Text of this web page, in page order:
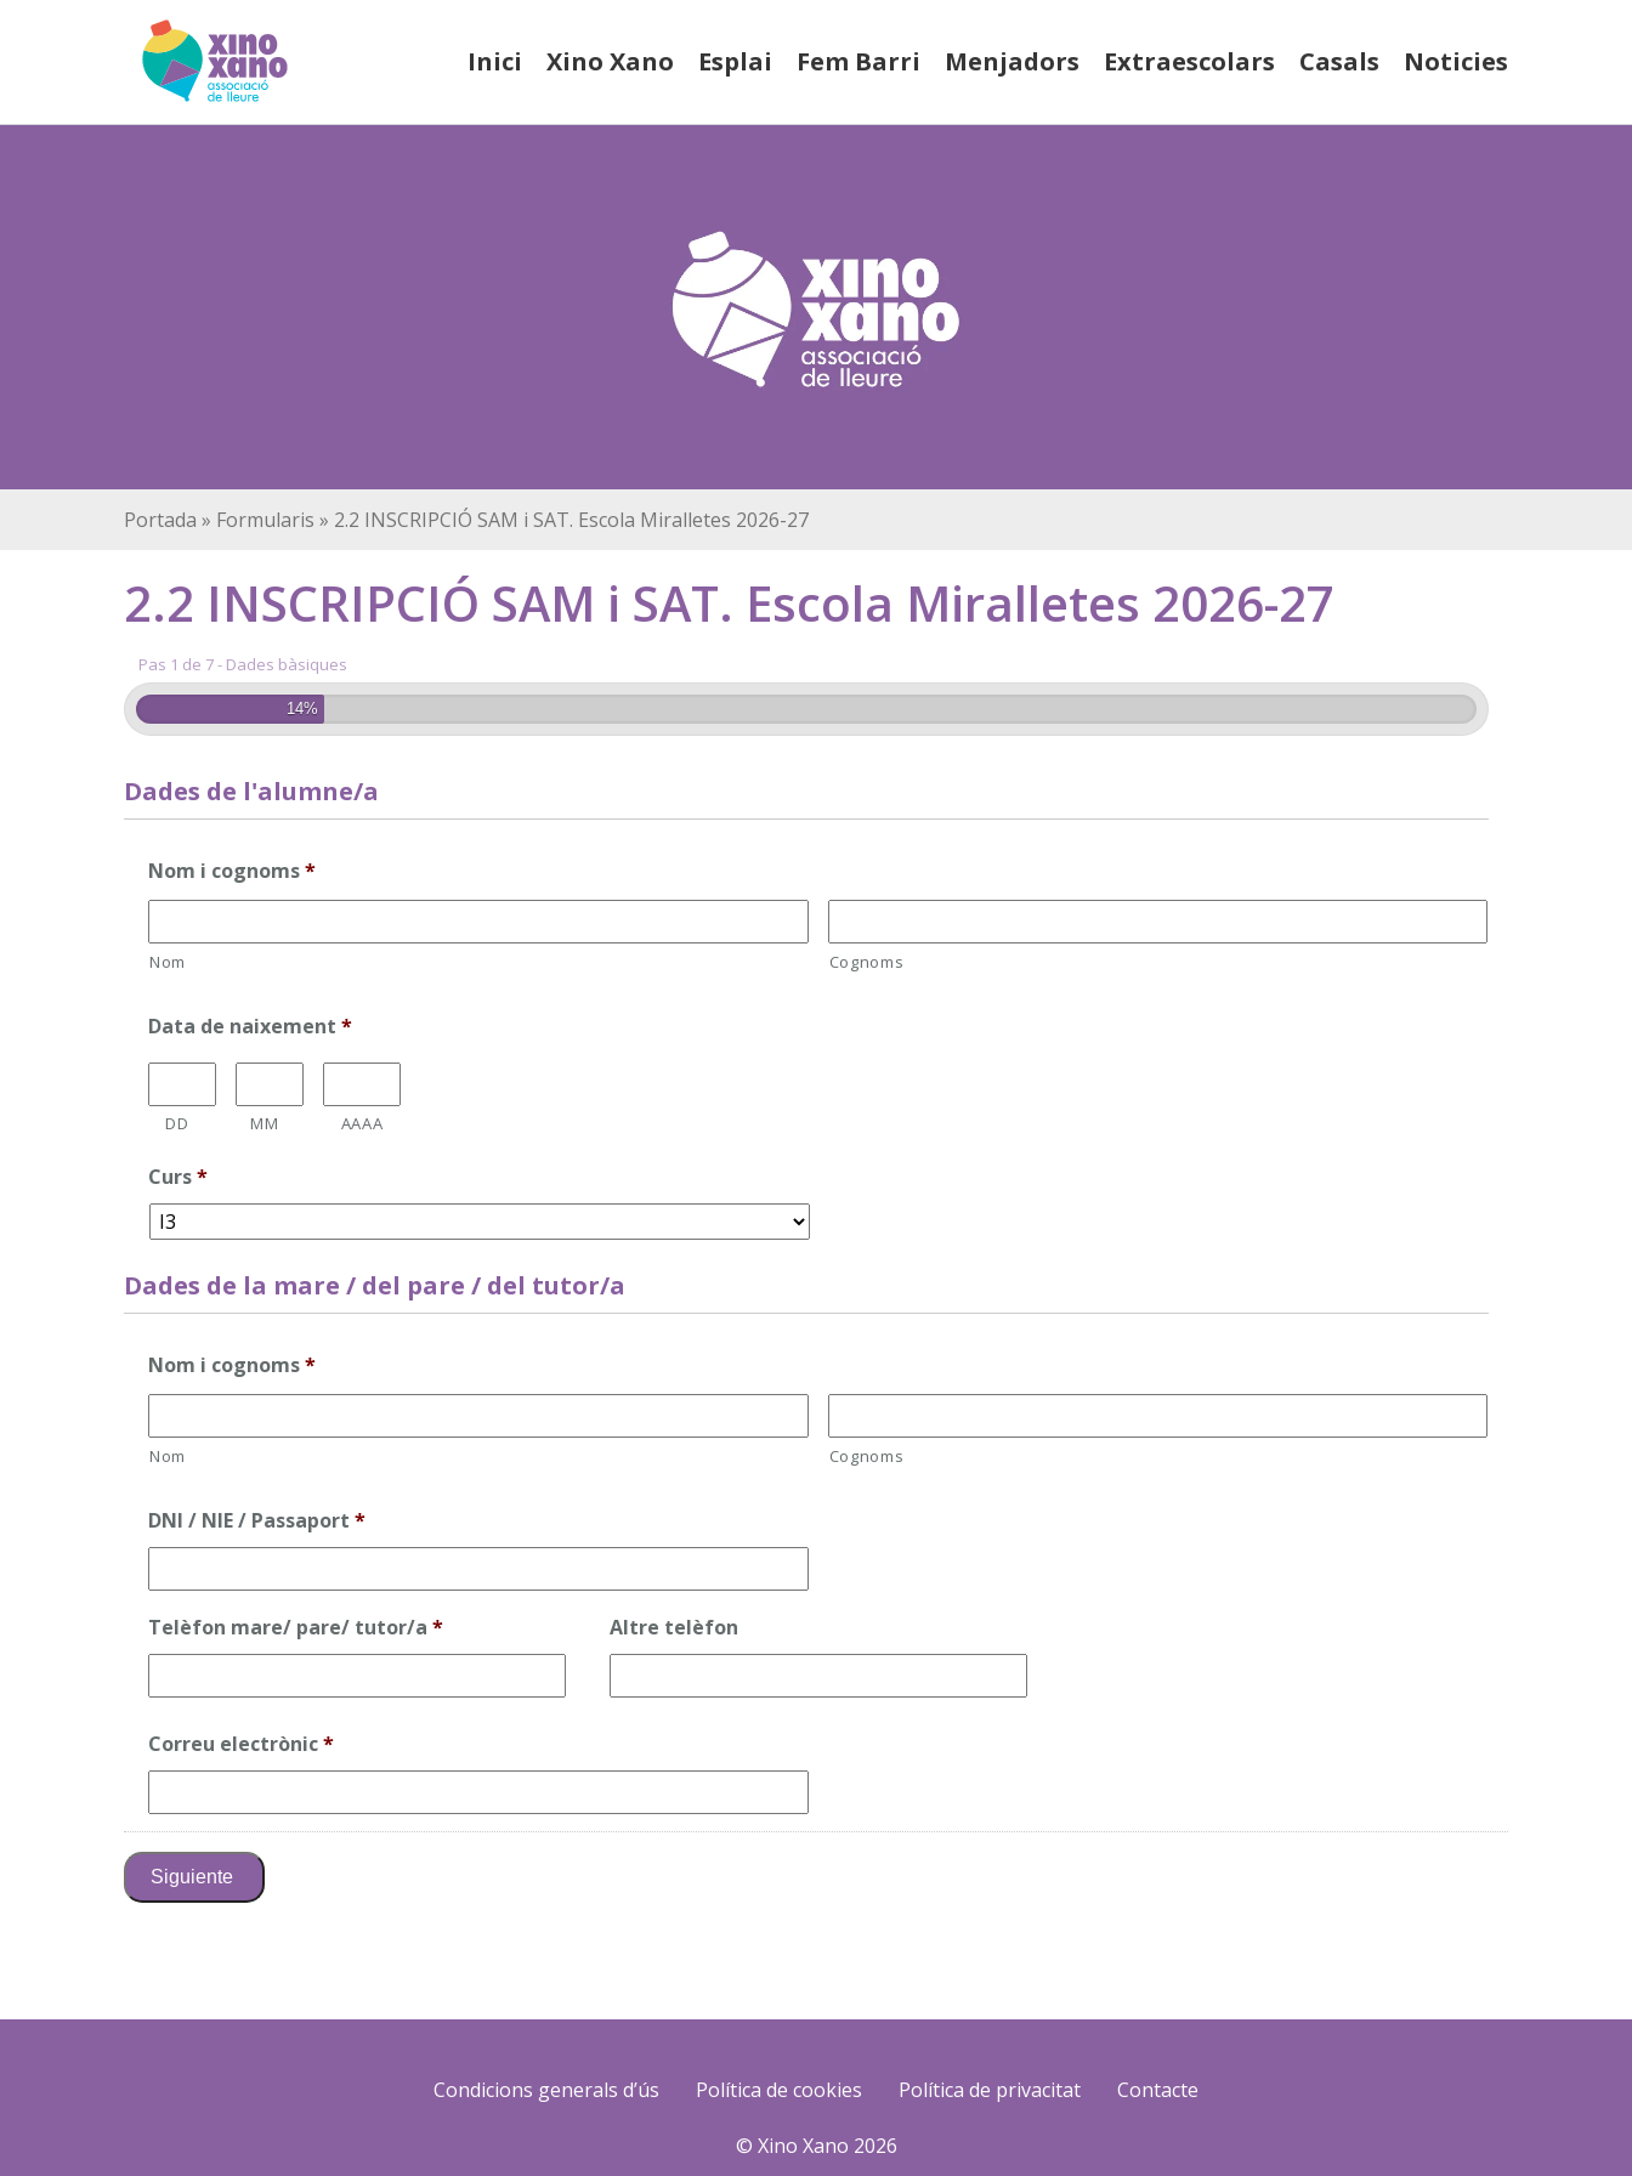
Inici Xino Xano Esplai Fem Barri Menjadors Extraescolars Casals Noticies
Portada » Formularis » 2.2 INSCRIPCIÓ SAM i SAT. Escola Miralletes 2026-27
2.2 INSCRIPCIÓ SAM i SAT. Escola Miralletes 2026-27
Pas 1 de 7 - Dades bàsiques
14%
Dades de l'alumne/a
Nom i cognoms*
Nom Cognoms
Data de naixement *
DD MM AAAA
Curs*
Dades de la mare / del pare / del tutor/a
Nom i cognoms*
Nom Cognoms
DNI / NIE / Passaport *
Telèfon mare/ pare/ tutor/a * Altre telèfon
Correu electrònic*
Condicions generals d’ús Política de cookies Política de privacitat Contacte
© Xino Xano 2026